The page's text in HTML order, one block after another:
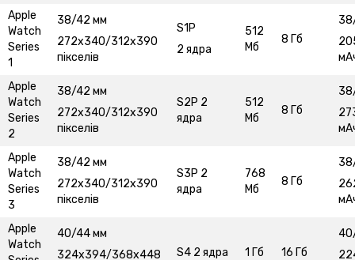
Apple
Watch
Series
1
38/42 мм
272х340/312х390
пікселів
S1P
2 ядра
512
Мб
8 Гб
Apple
Watch
Series
2
38/42 мм
272х340/312х390
пікселів
S2P 2
ядра
512
Мб
8 Гб
Apple
Watch
Series
3
38/42 мм
272х340/312х390
пікселів
S3P 2
ядра
768
Мб
8 Гб
Apple
Watch
40/44 мм
324х394/368х448
S4 2 ядра 1 Гб 16 Гб